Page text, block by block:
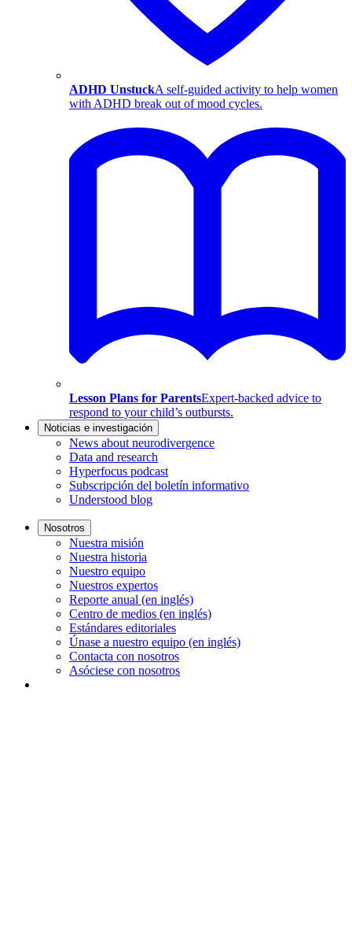
ADHD UnstuckA self-guided activity to help women
with ADHD break out of mood cycles.
Lesson Plans for ParentsExpert-backed advice to
respond to your child’s outbursts.
Noticias e investigación
News about neurodivergence
Data and research
Hyperfocus podcast
Subscripción del boletín informativo
Understood blog
Nosotros
Nuestra misión
Nuestra historia
Nuestro equipo
Nuestros expertos
Reporte anual (en inglés)
Centro de medios (en inglés)
Estándares editoriales
Únase a nuestro equipo (en inglés)
Contacta con nosotros
Asóciese con nosotros